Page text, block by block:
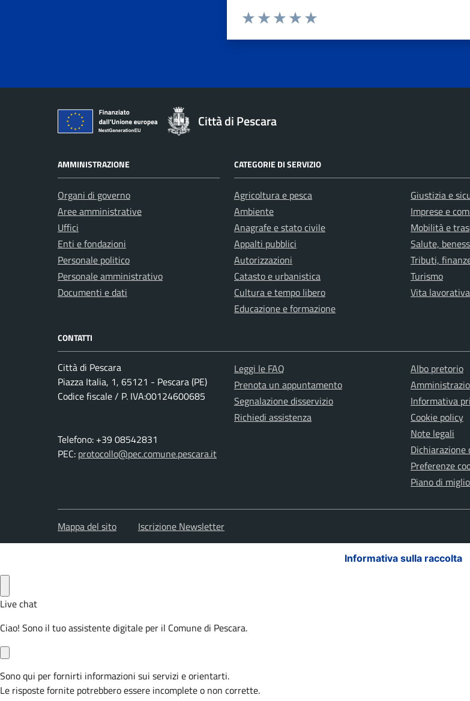
Città di Pescara
AMMINISTRAZIONE
Organi di governo
Aree amministrative
Uffici
Enti e fondazioni
Personale politico
Personale amministrativo
Documenti e dati
CATEGORIE DI SERVIZIO
Agricoltura e pesca
Ambiente
Anagrafe e stato civile
Appalti pubblici
Autorizzazioni
Catasto e urbanistica
Cultura e tempo libero
Educazione e formazione
Giustizia e
Imprese e
Mobilità e
Salute,
Tributi,
Turismo
Vita lavorativa
CONTATTI
Città di Pescara
Piazza Italia, 1, 65121 - Pescara (PE)
Codice fiscale / P. IVA:00124600685
Telefono: +39 08542831
PEC: protocollo@pec.comune.pescara.it
Leggi le FAQ
Prenota un appuntamento
Segnalazione disservizio
Richiedi assistenza
Albo pretorio
Informativa
Cookie policy
Note legali
Dichiarazione
Preferenze
Piano di
Mappa del sito Iscrizione Newsletter
Informativa sulla raccolta